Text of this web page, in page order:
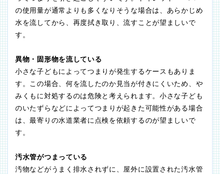
の使用量が通常よりも多くなりそうな場合は、あらかじめ
水を流してから、再度拭き取り、流すことが望ましいで
す。
異物・固形物を流している
小さな子どもによってつまりが発生するケースもありま
す。この場合、何を流したのか見当が付きにくいため、や
みくもに対処するのは危険と考えられます。小さな子ども
のいたずらなどによってつまりが起きた可能性がある場合
は、最寄りの水道業者に点検を依頼するのが望ましいで
す。
汚水管がつまっている
汚物などがうまく排水されずに、屋外に設置された汚水管